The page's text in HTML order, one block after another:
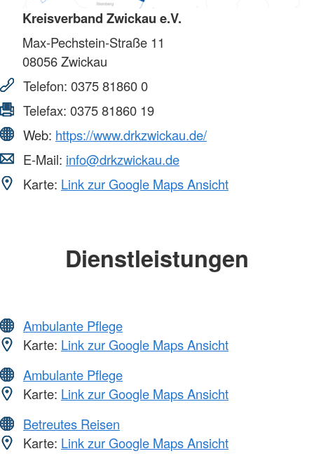
Kreisverband Zwickau e.V.
Max-Pechstein-Straße 11
08056Zwickau
Telefon: 0375 81860 0
Telefax: 0375 81860 19
Web: https://www.drkzwickau.de/
E-Mail: info@drkzwickau.de
Karte: Link zur Google Maps Ansicht
Dienstleistungen
Ambulante Pflege
Karte: Link zur Google Maps Ansicht
Ambulante Pflege
Karte: Link zur Google Maps Ansicht
Betreutes Reisen
Karte: Link zur Google Maps Ansicht